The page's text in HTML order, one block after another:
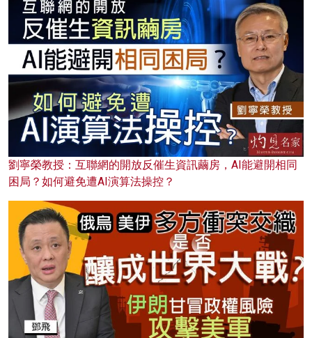
劉寧榮教授：互聯網的開放反催生資訊繭房，AI能避開相同
困局？如何避免遭AI演算法操控？